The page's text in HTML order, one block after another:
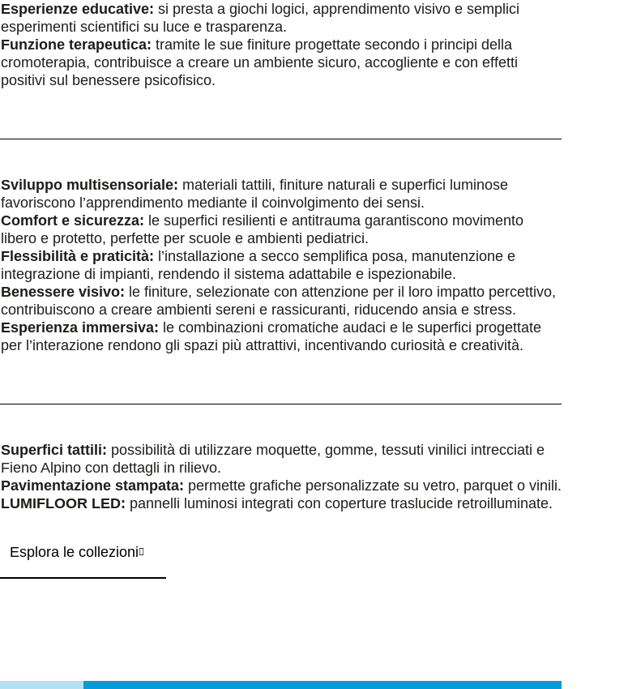
Esperienze educative: si presta a giochi logici, apprendimento visivo e semplici
esperimenti scientifici su luce e trasparenza.
Funzione terapeutica: tramite le sue finiture progettate secondo i principi della
cromoterapia, contribuisce a creare un ambiente sicuro, accogliente e con effetti
positivi sul benessere psicofisico.
Sviluppo multisensoriale: materiali tattili, finiture naturali e superfici luminose
favoriscono l’apprendimento mediante il coinvolgimento dei sensi.
Comfort e sicurezza: le superfici resilienti e antitrauma garantiscono movimento
libero e protetto, perfette per scuole e ambienti pediatrici.
Flessibilità e praticità: l’installazione a secco semplifica posa, manutenzione e
integrazione di impianti, rendendo il sistema adattabile e ispezionabile.
Benessere visivo: le finiture, selezionate con attenzione per il loro impatto percettivo,
contribuiscono a creare ambienti sereni e rassicuranti, riducendo ansia e stress.
Esperienza immersiva: le combinazioni cromatiche audaci e le superfici progettate
per l’interazione rendono gli spazi più attrattivi, incentivando curiosità e creatività.
Superfici tattili: possibilità di utilizzare moquette, gomme, tessuti vinilici intrecciati e
Fieno Alpino con dettagli in rilievo.
Pavimentazione stampata: permette grafiche personalizzate su vetro, parquet o vinili.
LUMIFLOOR LED: pannelli luminosi integrati con coperture traslucide retroilluminate.
Esplora le collezioni